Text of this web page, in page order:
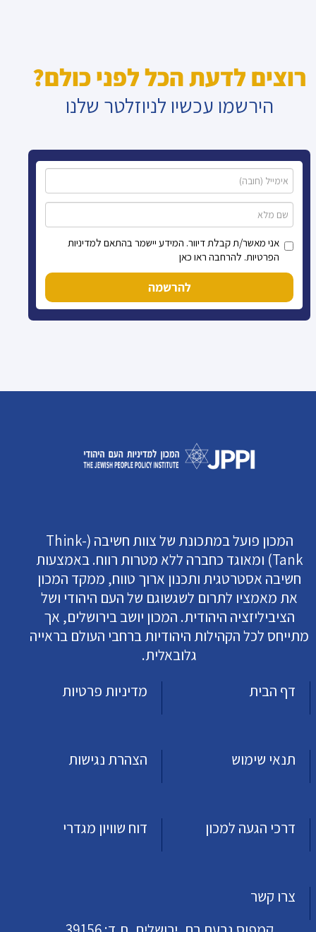
רוצים לדעת הכל לפני כולם?
הירשמו עכשיו לניוזלטר שלנו
אני מאשר/ת קבלת דיוור. המידע יישמר בהתאם למדיניות
הפרטיות. להרחבה ראו כאן
להרשמה
המכון פועל במתכונת של צוות חשיבה (Think-
Tank) ומאוגד כחברה ללא מטרות רווח. באמצעות
חשיבה אסטרטגית ותכנון ארוך טווח, ממקד המכון
את מאמציו לתרום לשגשוגם של העם היהודי ושל
הציביליזציה היהודית. המכון יושב בירושלים, אך
מתייחס לכל הקהילות היהודיות ברחבי העולם בראייה
גלובאלית.
דף הבית
מדיניות פרטיות
תנאי שימוש הצהרת נגישות
דרכי הגעה למכון דוח שוויון מגדרי
צרו קשר